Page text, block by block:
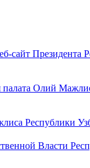
сайт Президента
палата Олий
Республики
Власти